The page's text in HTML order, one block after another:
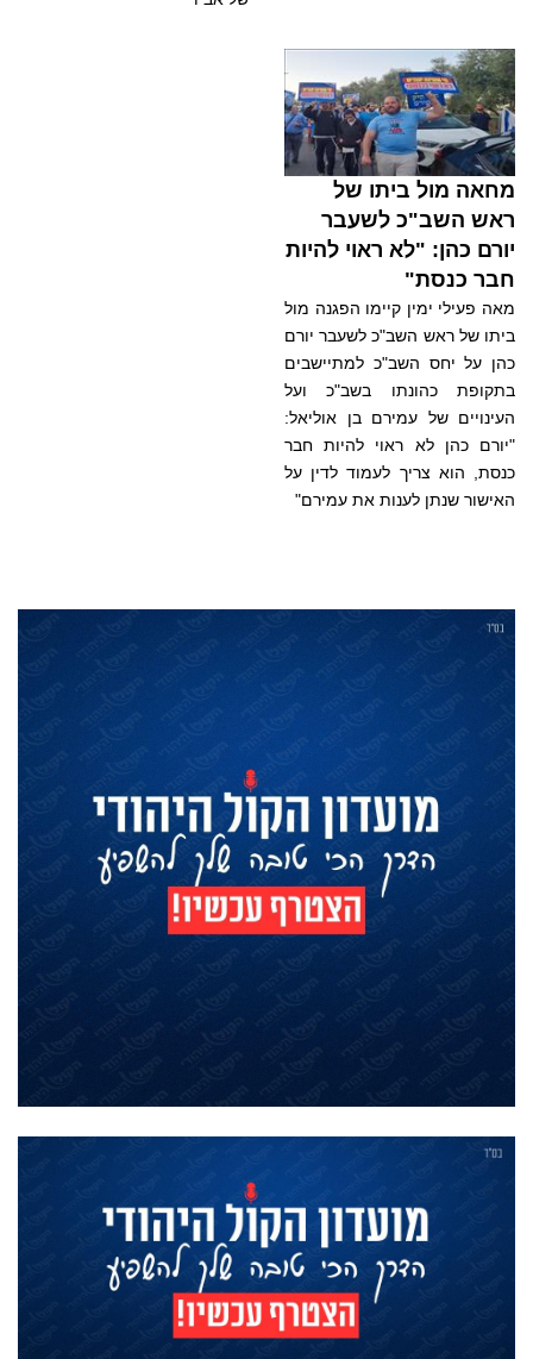
מחאה מול ביתו של
ראש השב"כ לשעבר
יורם כהן: "לא ראוי להיות
חבר כנסת"
מאה פעילי ימין קיימו הפגנה מול
ביתו של ראש השב"כ לשעבר יורם
כהן על יחס השב"כ למתיישבים
בתקופת כהונתו בשב"כ ועל
העינויים של עמירם בן אוליאל:
"יורם כהן לא ראוי להיות חבר
כנסת, הוא צריך לעמוד לדין על
האישור שנתן לענות את עמירם"